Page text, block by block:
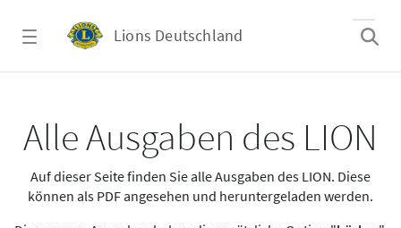
Lions Deutschland
Alle Ausgaben des LION
Auf dieser Seite finden Sie alle Ausgaben des LION. Diese
können als PDF angesehen und heruntergeladen werden.